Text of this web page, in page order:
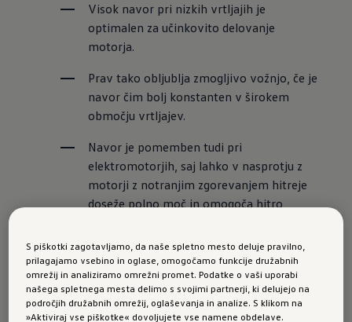
Visok navor pri nizkih vrtljajih je
optimalen za učinkovito delovanje
motorja.
Prav tako obljublja zmogljivo vožnjo, če je
navor čim bolj konstanten v širokem
območju vrtljajev.
Navor je pomemben tudi pri
elektromotorjih, saj lahko v nasprotju z
motorji z notranjim zgorevanjem hitreje
doseže polno moč in omogoča hitro
Kaj je navor?
S piškotki zagotavljamo, da naše spletno mesto deluje pravilno,
prilagajamo vsebino in oglase, omogočamo funkcije družabnih
omrežij in analiziramo omrežni promet. Podatke o vaši uporabi
našega spletnega mesta delimo s svojimi partnerji, ki delujejo na
področjih družabnih omrežij, oglaševanja in analize. S klikom na
»Aktiviraj vse piškotke« dovoljujete vse namene obdelave.